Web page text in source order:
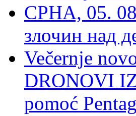
СРНА, 05.
злочин над
Večernje
DRONOVI
pomoć